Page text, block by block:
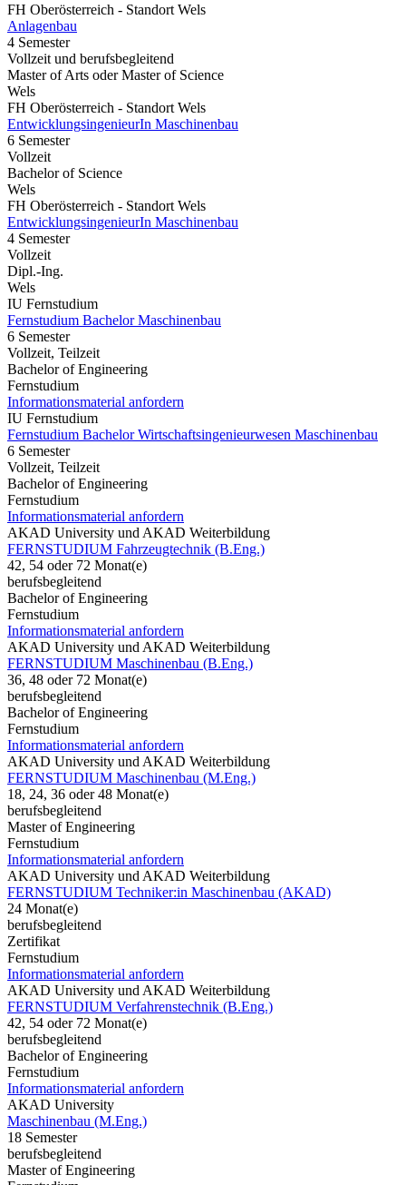
FH Oberösterreich - Standort Wels
Anlagenbau
4 Semester
Vollzeit und berufsbegleitend
Master of Arts oder Master of Science
Wels
FH Oberösterreich - Standort Wels
EntwicklungsingenieurIn Maschinenbau
6 Semester
Vollzeit
Bachelor of Science
Wels
FH Oberösterreich - Standort Wels
EntwicklungsingenieurIn Maschinenbau
4 Semester
Vollzeit
Dipl.-Ing.
Wels
IU Fernstudium
Fernstudium Bachelor Maschinenbau
6 Semester
Vollzeit, Teilzeit
Bachelor of Engineering
Fernstudium
Informationsmaterial anfordern
IU Fernstudium
Fernstudium Bachelor Wirtschaftsingenieurwesen Maschinenbau
6 Semester
Vollzeit, Teilzeit
Bachelor of Engineering
Fernstudium
Informationsmaterial anfordern
AKAD University und AKAD Weiterbildung
FERNSTUDIUM Fahrzeugtechnik (B.Eng.)
42, 54 oder 72 Monat(e)
berufsbegleitend
Bachelor of Engineering
Fernstudium
Informationsmaterial anfordern
AKAD University und AKAD Weiterbildung
FERNSTUDIUM Maschinenbau (B.Eng.)
36, 48 oder 72 Monat(e)
berufsbegleitend
Bachelor of Engineering
Fernstudium
Informationsmaterial anfordern
AKAD University und AKAD Weiterbildung
FERNSTUDIUM Maschinenbau (M.Eng.)
18, 24, 36 oder 48 Monat(e)
berufsbegleitend
Master of Engineering
Fernstudium
Informationsmaterial anfordern
AKAD University und AKAD Weiterbildung
FERNSTUDIUM Techniker:in Maschinenbau (AKAD)
24 Monat(e)
berufsbegleitend
Zertifikat
Fernstudium
Informationsmaterial anfordern
AKAD University und AKAD Weiterbildung
FERNSTUDIUM Verfahrenstechnik (B.Eng.)
42, 54 oder 72 Monat(e)
berufsbegleitend
Bachelor of Engineering
Fernstudium
Informationsmaterial anfordern
AKAD University
Maschinenbau (M.Eng.)
18 Semester
berufsbegleitend
Master of Engineering